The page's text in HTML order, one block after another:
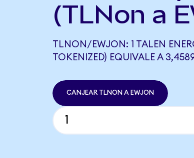
(TLNon a
TLNON/EWJON: 1 TALEN
TOKENIZED) EQUIVALE A
CANJEAR TLNON A EWJON